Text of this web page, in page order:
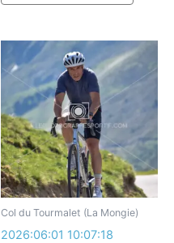
Col du Tourmalet (La Mongie)
2026:06:01 10:07:18